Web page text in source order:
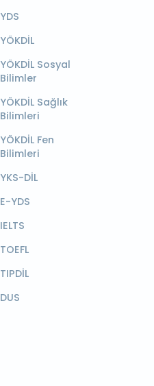
YDS
YÖKDİL
YÖKDİL Sosyal
Bilimler
YÖKDİL Sağlık
Bilimleri
YÖKDİL Fen
Bilimleri
YKS-DİL
E-YDS
IELTS
TOEFL
TIPDİL
DUS